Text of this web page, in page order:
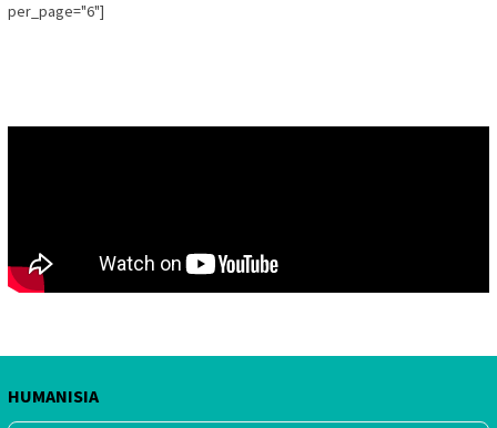
per_page="6"]
HUMANISIA